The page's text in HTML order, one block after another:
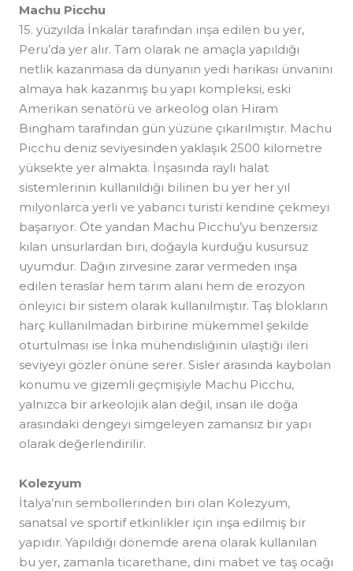
Machu Picchu
15. yüzyılda İnkalar tarafından inşa edilen bu yer,
Peru’da yer alır. Tam olarak ne amaçla yapıldığı
netlik kazanmasa da dünyanın yedi harikası ünvanını
almaya hak kazanmış bu yapı kompleksi, eski
Amerikan senatörü ve arkeolog olan Hiram
Bingham tarafından gün yüzüne çıkarılmıştır. Machu
Picchu deniz seviyesinden yaklaşık 2500 kilometre
yüksekte yer almakta. İnşasında raylı halat
sistemlerinin kullanıldığı bilinen bu yer her yıl
milyonlarca yerli ve yabancı turisti kendine çekmeyi
başarıyor. Öte yandan Machu Picchu’yu benzersiz
kılan unsurlardan biri, doğayla kurduğu kusursuz
uyumdur. Dağın zirvesine zarar vermeden inşa
edilen teraslar hem tarım alanı hem de erozyon
önleyici bir sistem olarak kullanılmıştır. Taş blokların
harç kullanılmadan birbirine mükemmel şekilde
oturtulması ise İnka mühendisliğinin ulaştığı ileri
seviyeyi gözler önüne serer. Sisler arasında kaybolan
konumu ve gizemli geçmişiyle Machu Picchu,
yalnızca bir arkeolojik alan değil, insan ile doğa
arasındaki dengeyi simgeleyen zamansız bir yapı
olarak değerlendirilir.
Kolezyum
İtalya’nın sembollerinden biri olan Kolezyum,
sanatsal ve sportif etkinlikler için inşa edilmiş bir
yapıdır. Yapıldığı dönemde arena olarak kullanılan
bu yer, zamanla ticarethane, dini mabet ve taş ocağı